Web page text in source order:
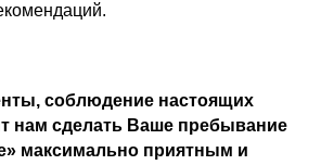
соблюдение настоящих
нам сделать Ваше пребывание
максимально приятным и